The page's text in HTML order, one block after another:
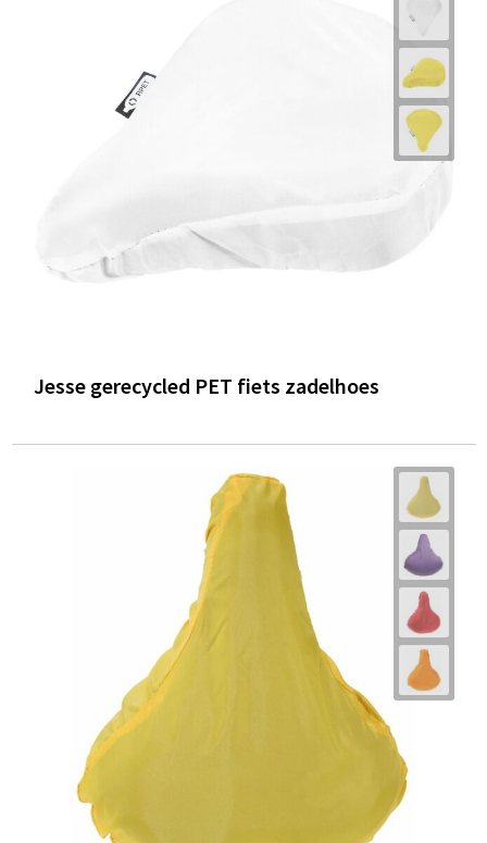
Jesse gerecycled PET fiets zadelhoes